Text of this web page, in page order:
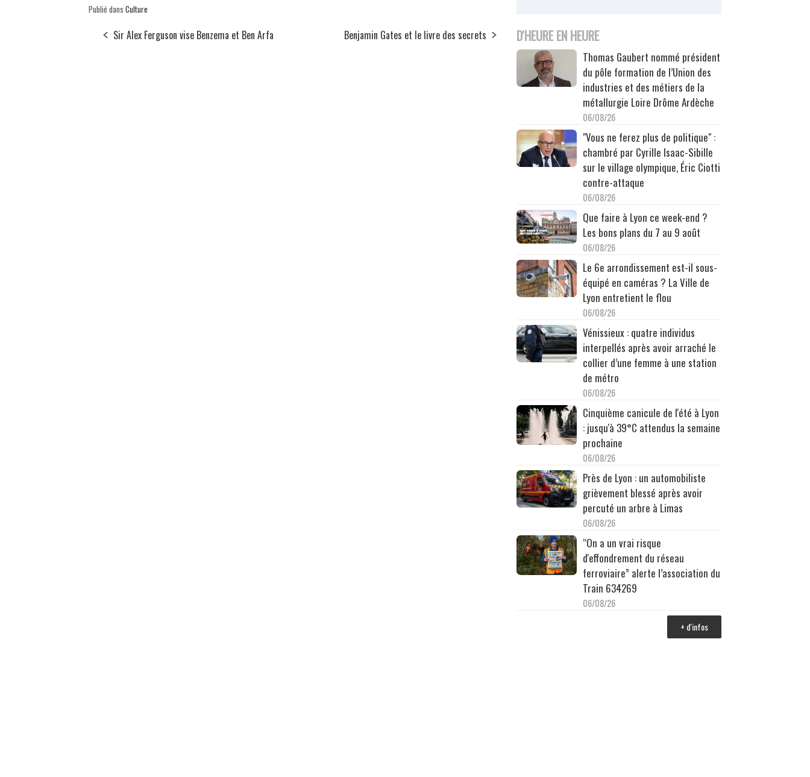
Publié dans Culture
Sir Alex Ferguson vise Benzema et Ben Arfa Benjamin Gates et le livre des secrets D'HEURE EN HEURE
Thomas Gaubert nommé président
du pôle formation de l’Union des
industries et des métiers de la
métallurgie Loire Drôme Ardèche
06/08/26
"Vous ne ferez plus de politique" :
chambré par Cyrille Isaac-Sibille
sur le village olympique, Éric Ciotti
contre-attaque
06/08/26
Que faire à Lyon ce week-end ?
Les bons plans du 7 au 9 août
06/08/26
Le 6e arrondissement est-il sous-
équipé en caméras ? La Ville de
Lyon entretient le flou
06/08/26
Vénissieux : quatre individus
interpellés après avoir arraché le
collier d’une femme à une station
de métro
06/08/26
Cinquième canicule de l'été à Lyon
: jusqu'à 39°C attendus la semaine
prochaine
06/08/26
Près de Lyon : un automobiliste
grièvement blessé après avoir
percuté un arbre à Limas
06/08/26
“On a un vrai risque
d'effondrement du réseau
ferroviaire” alerte l’association du
Train 634269
06/08/26
+ d'infos